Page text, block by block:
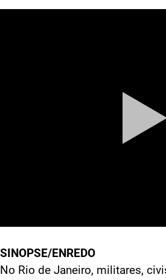
SINOPSE/ENREDO
No Rio de Janeiro, militares,